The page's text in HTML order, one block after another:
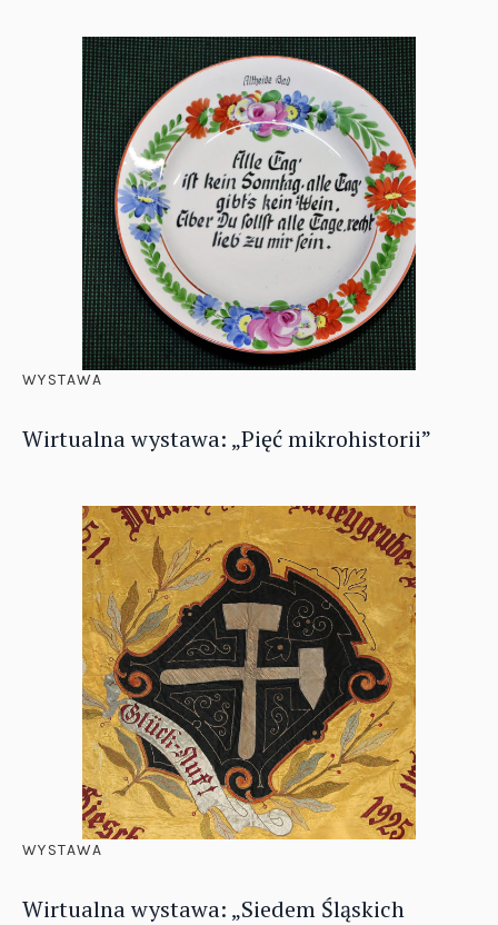
WYSTAWA
Wirtualna wystawa: „Pięć mikrohistorii”
WYSTAWA
Wirtualna wystawa: „Siedem Śląskich